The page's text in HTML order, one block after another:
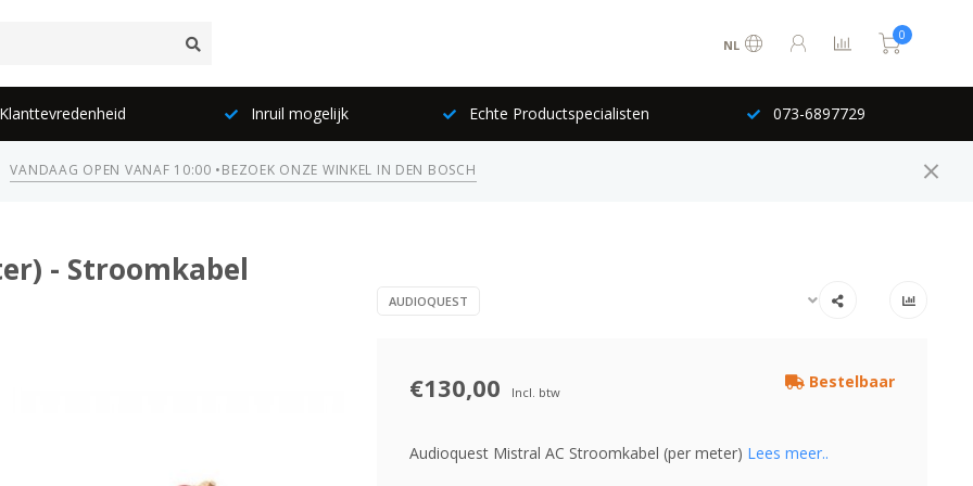
NL
0
Inruil mogelijk Echte Productspecialisten 073-6897729
VANDAAG OPEN VANAF 10:00 •BEZOEK ONZE WINKEL IN DEN BOSCH
- Stroomkabel
AUDIOQUEST
€130,00 Incl. btw
Bestelbaar
Audioquest Mistral AC Stroomkabel (per meter) Lees meer..